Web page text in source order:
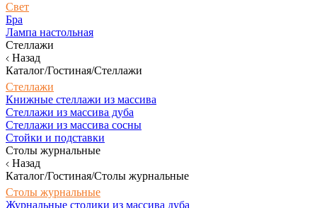
Свет
Бра
Лампа настольная
Стеллажи
Назад
Каталог/Гостиная/Стеллажи
Стеллажи
Книжные стеллажи из массива
Стеллажи из массива дуба
Стеллажи из массива сосны
Стойки и подставки
Столы журнальные
Назад
Каталог/Гостиная/Столы журнальные
Столы журнальные
Журнальные столики из массива дуба